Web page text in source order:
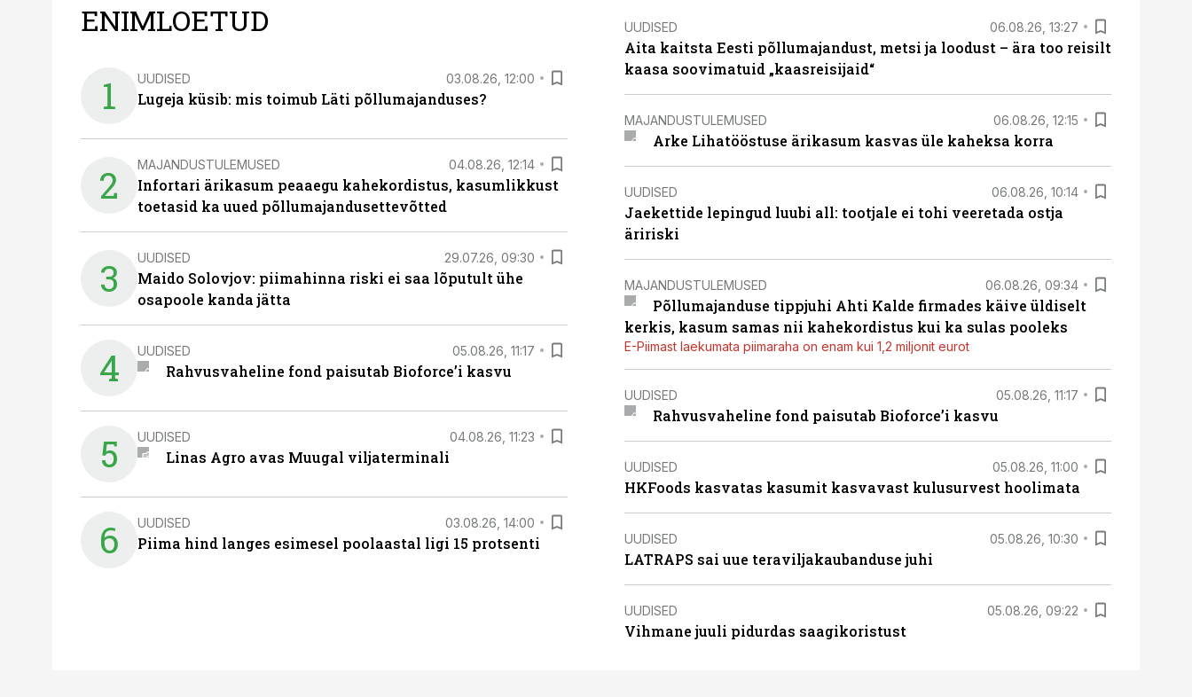
ENIMLOETUD
1 UUDISED 03.08.26, 12:00
Lugeja küsib: mis toimub Läti põllumajanduses?
2 MAJANDUSTULEMUSED 04.08.26, 12:14
Infortari ärikasum peaaegu kahekordistus, kasumlikkust
toetasid ka uued põllumajandusettevõtted
3 UUDISED 29.07.26, 09:30
Maido Solovjov: piimahinna riski ei saa lõputult ühe
osapoole kanda jätta
4 UUDISED 05.08.26, 11:17
Rahvusvaheline fond paisutab Bioforce’i kasvu
5 UUDISED 04.08.26, 11:23
Linas Agro avas Muugal viljaterminali
6 UUDISED 03.08.26, 14:00
Piima hind langes esimesel poolaastal ligi 15 protsenti
UUDISED 06.08.26, 13:27
Aita kaitsta Eesti põllumajandust, metsi ja loodust – ära too reisilt
kaasa soovimatuid „kaasreisijaid“
MAJANDUSTULEMUSED 06.08.26, 12:15
Arke Lihatööstuse ärikasum kasvas üle kaheksa korra
UUDISED 06.08.26, 10:14
Jaekettide lepingud luubi all: tootjale ei tohi veeretada ostja
äririski
MAJANDUSTULEMUSED 06.08.26, 09:34
Põllumajanduse tippjuhi Ahti Kalde firmades käive üldiselt
kerkis, kasum samas nii kahekordistus kui ka sulas pooleks
E-Piimast laekumata piimaraha on enam kui 1,2 miljonit eurot
UUDISED 05.08.26, 11:17
Rahvusvaheline fond paisutab Bioforce’i kasvu
UUDISED 05.08.26, 11:00
HKFoods kasvatas kasumit kasvavast kulusurvest hoolimata
UUDISED 05.08.26, 10:30
LATRAPS sai uue teraviljakaubanduse juhi
UUDISED 05.08.26, 09:22
Vihmane juuli pidurdas saagikoristust